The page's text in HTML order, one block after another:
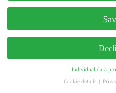
Individual data
Cookie details